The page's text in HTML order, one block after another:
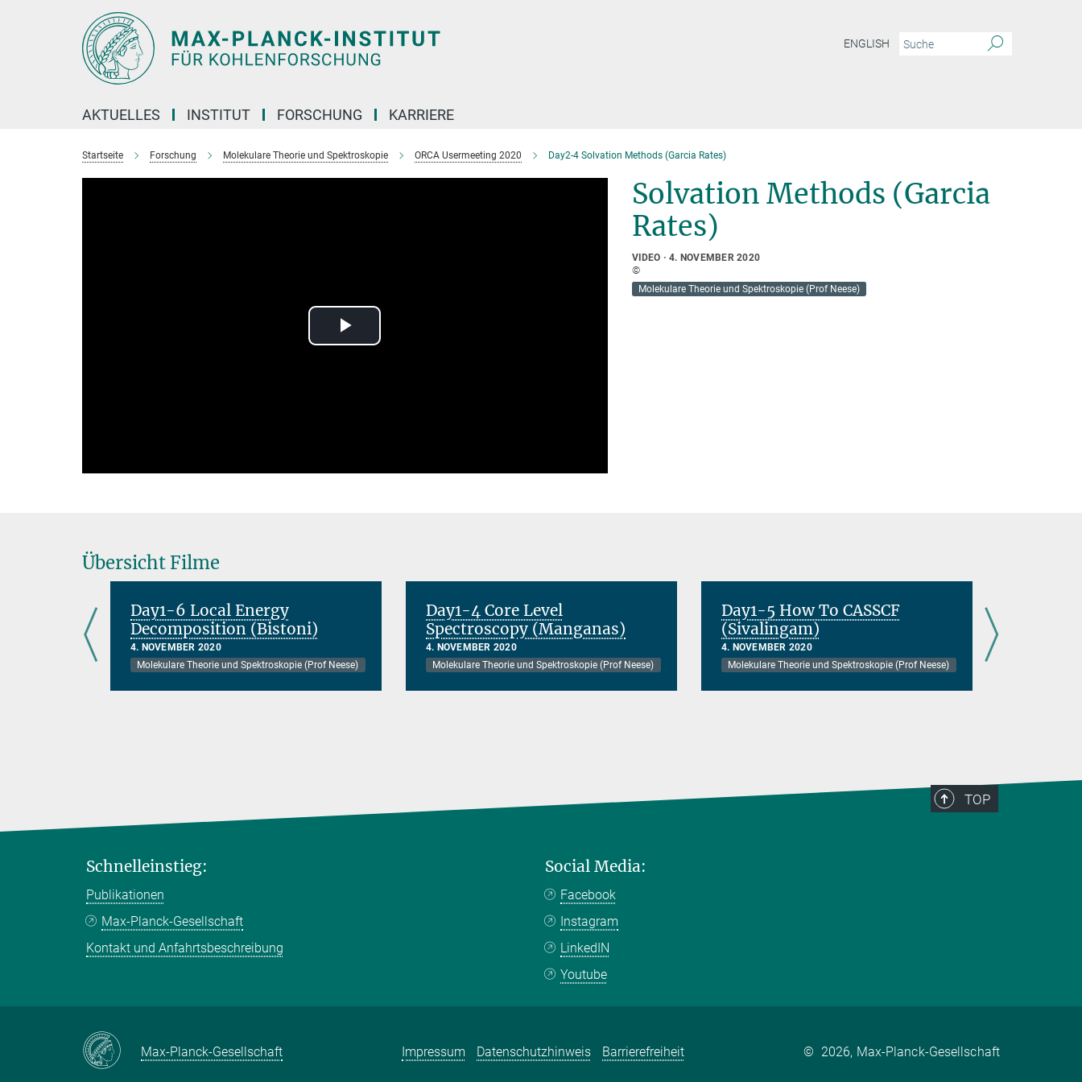
ENGLISH
AKTUELLES INSTITUT FORSCHUNG KARRIERE
Startseite Forschung Molekulare Theorie und Spektroskopie ORCA Usermeeting 2020 Day2-4 Solvation Methods (Garcia Rates)
Play
Solvation Methods (Garcia
Rates)
VIDEO 4. NOVEMBER 2020
©
Molekulare Theorie und Spektroskopie (Prof Neese)
Übersicht Filme
Day1-6 Local Energy
Decomposition (Bistoni)
4. NOVEMBER 2020
Molekulare Theorie und Spektroskopie (Prof Neese)
Day1-4 Core Level
Spectroscopy (Manganas)
4. NOVEMBER 2020
Molekulare Theorie und Spektroskopie (Prof Neese)
Day1-5 How To CASSCF
(Sivalingam)
4. NOVEMBER 2020
Molekulare Theorie und Spektroskopie (Prof Neese)
TOP
Schnelleinstieg:
Publikationen
Max-Planck-Gesellschaft
Kontakt und Anfahrtsbeschreibung
Social Media:
Facebook
Instagram
LinkedIN
Youtube
Max-Planck-Gesellschaft Impressum Datenschutzhinweis Barrierefreiheit © 2026, Max-Planck-Gesellschaft